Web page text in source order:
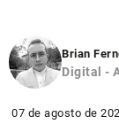
Brian
Digital -
07 de agosto de